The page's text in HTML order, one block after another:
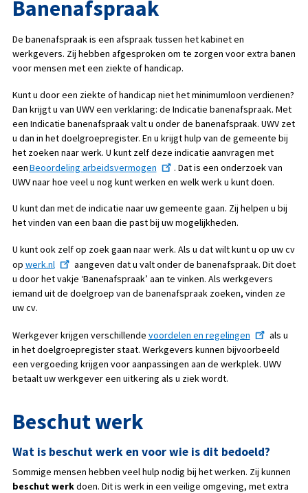
Banenafspraak
De banenafspraak is een afspraak tussen het kabinet en
werkgevers. Zij hebben afgesproken om te zorgen voor extra banen
voor mensen met een ziekte of handicap.
Kunt u door een ziekte of handicap niet het minimumloon verdienen?
Dan krijgt u van UWV een verklaring: de Indicatie banenafspraak. Met
een Indicatie banenafspraak valt u onder de banenafspraak. UWV zet
u dan in het doelgroepregister. En u krijgt hulp van de gemeente bij
het zoeken naar werk. U kunt zelf deze indicatie aanvragen met
eenBeoordeling arbeidsvermogen
. Dat is een onderzoek van
UWV naar hoe veel u nog kunt werken en welk werk u kunt doen.
U kunt dan met de indicatie naar uw gemeente gaan. Zij helpen u bij
het vinden van een baan die past bij uw mogelijkheden.
U kunt ook zelf op zoek gaan naar werk. Als u dat wilt kunt u op uw cv
op werk.nl
aangeven dat u valt onder de banenafspraak. Dit doet
u door het vakje ‘Banenafspraak’ aan te vinken. Als werkgevers
iemand uit de doelgroep van de banenafspraak zoeken, vinden ze
uw cv.
Werkgever krijgen verschillende voordelen en regelingen
als u
in het doelgroepregister staat. Werkgevers kunnen bijvoorbeeld
een vergoeding krijgen voor aanpassingen aan de werkplek. UWV
betaalt uw werkgever een uitkering als u ziek wordt.
Beschut werk
Wat is beschut werk en voor wie is dit bedoeld?
Sommige mensen hebben veel hulp nodig bij het werken. Zij kunnen
beschut werkdoen. Dit is werk in een veilige omgeving, met extra